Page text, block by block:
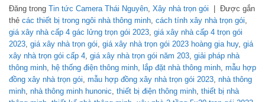
Đăng trong Tin tức Camera Thái Nguyên Xây nhà trọn gói | Được gắn
thẻ các thiết bị trong ngôi nhà thông minh cách tính xây nhà trọn gói
giá xây nhà cấp 4 gác lửng trọn gói 2023 giá xây nhà cấp 4 trọn gói
2023 giá xây nhà trọn gói giá xây nhà trọn gói 2023 hoàng gia huy, giá
xây nhà trọn gói cấp 4 giá xây nhà trọn gói năm 203 giải pháp nhà
thông minh hệ thống điện thông minh lắp đặt nhà thông minh mẫu hợp
đồng xây nhà trọn gói mẫu hợp đồng xây nhà trọn gói 2023 nhà thông
minh nhà thông minh hunonic thiết bị điện thông minh thiết bị nhà